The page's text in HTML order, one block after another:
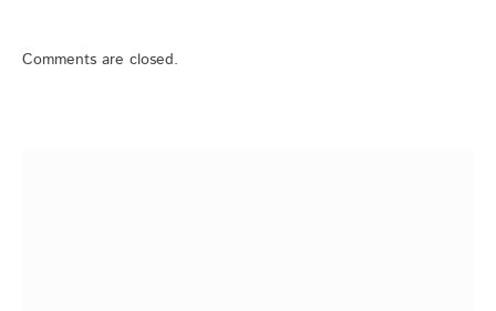
Comments are closed.